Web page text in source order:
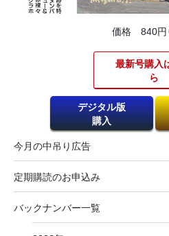
価格 840円
最新号購入
ら​
デジタル版
購入
今月の中吊り広告
定期購読のお申込み
バックナンバー一覧